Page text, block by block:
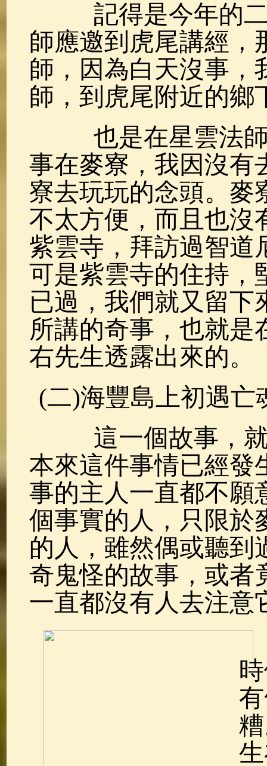
記得是今年的二
師應邀到虎尾講經，
師，因為白天沒事，
師，到虎尾附近的鄉
也是在星雲法師
事在麥寮，我因沒有
寮去玩玩的念頭。麥
不太方便，而且也沒
紫雲寺，拜訪過智道
可是紫雲寺的住持，
已過，我們就又留下
所講的奇事，也就是
右先生透露出來的。
(二)海豐島上初遇亡
這一個故事，就
本來這件事情已經發
事的主人一直都不願
個事實的人，只限於
的人，雖然偶或聽到
奇鬼怪的故事，或者
一直都沒有人去注意